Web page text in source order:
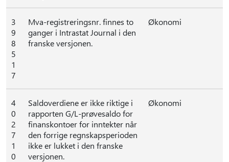
3
9
8
5
1
7
Mva-registreringsnr. finnes to
ganger i Intrastat Journal i den
franske versjonen.
Økonomi
4
0
2
7
1
0
Saldoverdiene er ikke riktige i
rapporten G/L-prøvesaldo for
finanskontoer for inntekter når
den forrige regnskapsperioden
ikke er lukket i den franske
versjonen.
Økonomi